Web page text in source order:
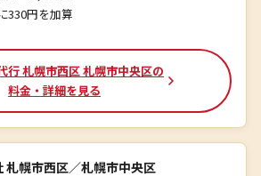
330円を加算
行 札幌市西区 札幌市中央区の
料金・詳細を見る
札幌市西区／札幌市中央区